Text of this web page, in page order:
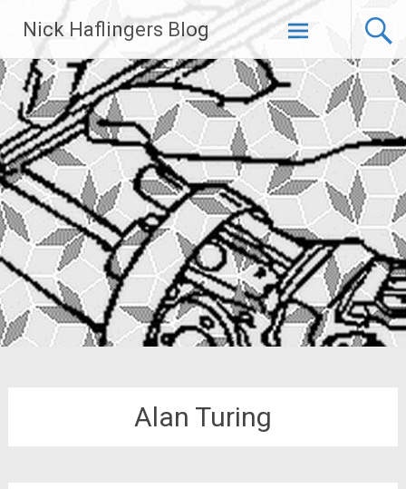
Inhalt
springen
Nick Haflingers Blog
Alan Turing